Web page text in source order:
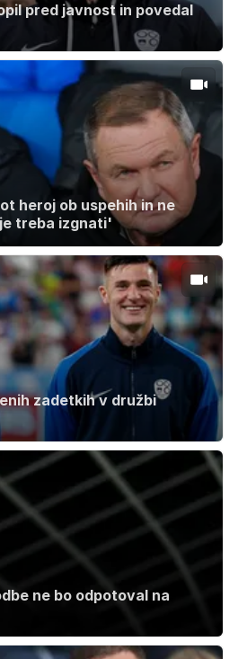
pred javnost in povedal
heroj ob uspehih in ne
treba izgnati'
zadetkih v družbi
ne bo odpotoval na